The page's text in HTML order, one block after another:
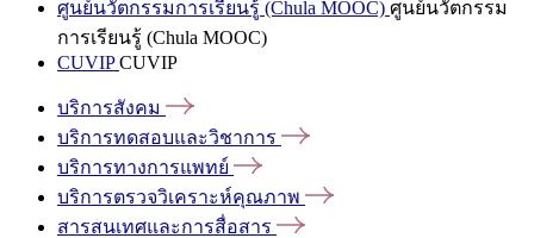
ศูนย์นวัตกรรมการเรียนรู้ (Chula MOOC) ศูนย์นวัตกรรม
การเรียนรู้ (Chula MOOC)
CUVIPCUVIP
บริการสังคม
บริการทดสอบและวิชาการ
บริการทางการแพทย์
บริการตรวจวิเคราะห์คุณภาพ
สารสนเทศและการสื่อสาร